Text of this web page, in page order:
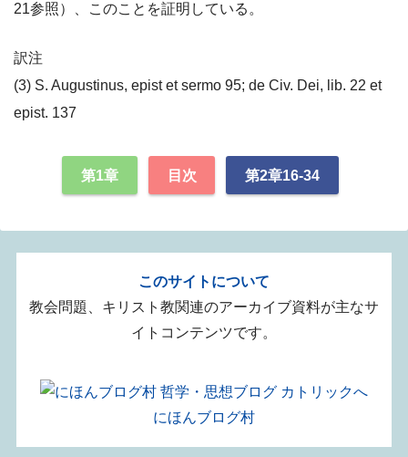
21参照）、このことを証明している。
訳注
(3) S. Augustinus, epist et sermo 95; de Civ. Dei, lib. 22 et
epist. 137
第1章 目次 第2章16-34
このサイトについて
教会問題、キリスト教関連のアーカイブ資料が主なサ
イトコンテンツです。
にほんブログ村